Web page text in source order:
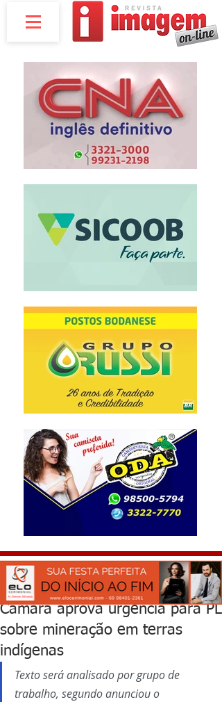
Câmara aprova urgência para PL
sobre mineração em terras
indígenas
Texto será analisado por grupo de
trabalho, segundo anunciou o